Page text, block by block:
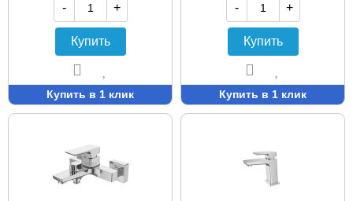
-
+
Купить
Купить в 1 клик
-
+
Купить
Купить в 1 клик